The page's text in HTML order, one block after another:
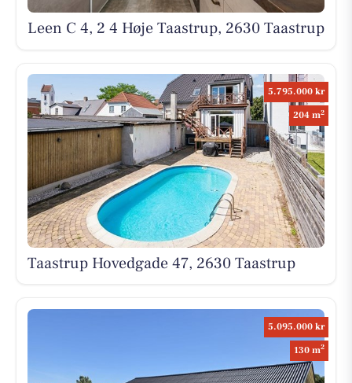
Leen C 4, 2 4 Høje Taastrup, 2630 Taastrup
5.795.000 kr
204 m2
Taastrup Hovedgade 47, 2630 Taastrup
5.095.000 kr
130 m2